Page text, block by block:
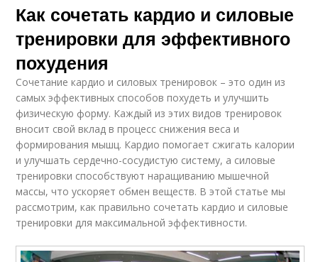
Как сочетать кардио и силовые
тренировки для эффективного
похудения
Сочетание кардио и силовых тренировок – это один из
самых эффективных способов похудеть и улучшить
физическую форму. Каждый из этих видов тренировок
вносит свой вклад в процесс снижения веса и
формирования мышц. Кардио помогает сжигать калории
и улучшать сердечно-сосудистую систему, а силовые
тренировки способствуют наращиванию мышечной
массы, что ускоряет обмен веществ. В этой статье мы
рассмотрим, как правильно сочетать кардио и силовые
тренировки для максимальной эффективности.